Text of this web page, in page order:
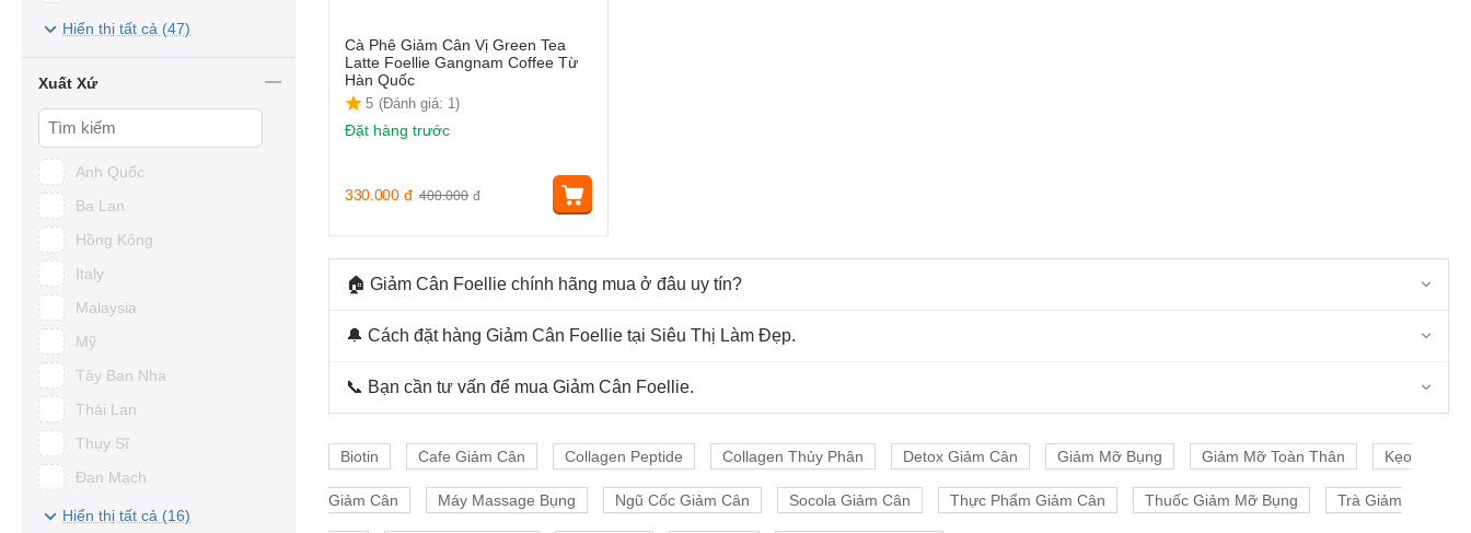
🏠 Giảm Cân Foellie chính hãng mua ở đâu uy tín?
🔔 Cách đặt hàng Giảm Cân Foellie tại Siêu Thị Làm Đẹp.
📞 Bạn cần tư vấn để mua Giảm Cân Foellie.
Cà Phê Giảm Cân Vị Green Tea
Latte Foellie Gangnam Coffee Từ
Hàn Quốc
5 (Đánh giá: 1)
Đặt hàng trước
400.000 đ
330.000 đ
Biotin Cafe Giảm Cân Collagen Peptide Collagen Thủy Phân Detox Giảm Cân Giảm Mỡ Bụng Giảm Mỡ Toàn Thân Kẹo
Giảm Cân Máy Massage Bụng Ngũ Cốc Giảm Cân Socola Giảm Cân Thực Phẩm Giảm Cân Thuốc Giảm Mỡ Bụng Trà Giảm
Infini Premium
Slimming Care
BANOBAGI
Hiển thị tất cả (47)
Xuất Xứ
Anh Quốc
Ba Lan
Hồng Kông
Italy
Malaysia
Mỹ
Tây Ban Nha
Thái Lan
Thụy Sĩ
Đan Mạch
Đức
Hiển thị tất cả (16)